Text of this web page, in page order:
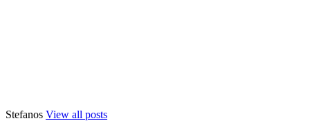
Stefanos View all posts